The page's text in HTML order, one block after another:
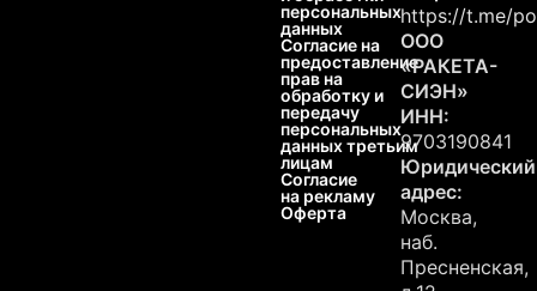
персональных
данных
Согласие на
предоставление
прав на
обработку и
передачу
персональных
данных третьим
лицам
Согласие
на рекламу
Оферта
https://t.me/
ООО
«РАКЕТА-
СИЭН»
ИНН:
9703190841
Юридический
адрес:
Москва,
наб.
Пресненская,